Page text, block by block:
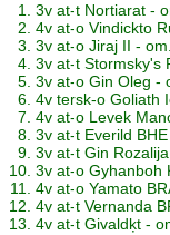
3v at-t Nortiarat -
4v at-o Vindickto
3v at-o Jiraj II -
3v at-t Stormsky's
3v at-o Gin Oleg -
4v tersk-o Goliath
4v at-o Levek
3v at-t Everild
3v at-t Gin
3v at-o Gyhanboh
4v at-o Yamato
4v at-t Vernanda
4v at-t Givaldķt -